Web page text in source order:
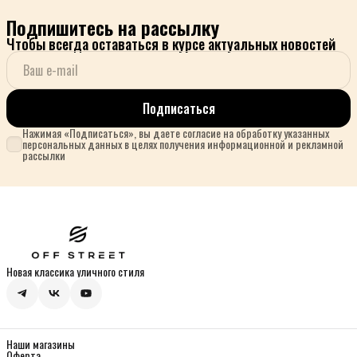
Подпишитесь на рассылку
Чтобы всегда оставаться в курсе актуальных новостей
Подписаться
Нажимая «Подписаться», вы даете согласие на обработку указанных
персональных данных в целях получения информационной и рекламной
рассылки
Новая классика уличного стиля
Наши магазины